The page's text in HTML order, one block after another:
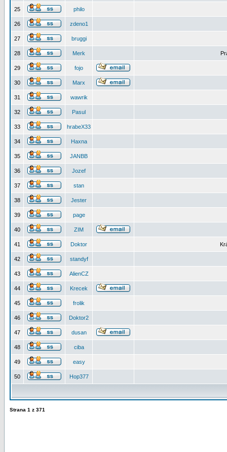
25 philo
26 zdeno1
27 bruggi
28 Merk
29 fojo
30 Marx
31 wawrik
32 Pasul
33 hrabeX33
34 Haxna
35 JANBB
36 Jozef
37 stan
38 Jester
39 page
40 ZIM
41 Doktor
42 standyf
43 AlienCZ
44 Krecek
45 frolik
46 Doktor2
47 dusan
48 ciba
49 easy
50 Hop377
Strana 1 z 371